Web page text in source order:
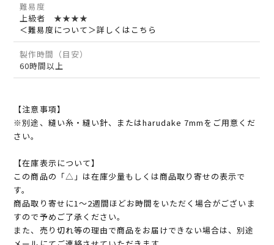
難易度
上級者 ★★★★
＜難易度について＞詳しくはこちら
製作時間（目安）
60時間以上
【注意事項】
※別途、縫い糸・縫い針、またはharudake 7mmをご用意くだ
さい。
【在庫表示について】
この商品の「△」は在庫少量もしくは商品取り寄せの表示で
す。
商品取り寄せに1～2週間ほどお時間をいただく場合がございま
すので予めご了承ください。
また、売り切れ等の理由で商品をお届けできない場合は、別途